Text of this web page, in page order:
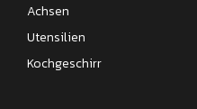
Achsen
Utensilien
Kochgeschirr